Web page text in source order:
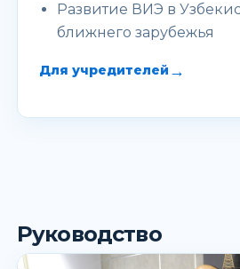
Развитие ВИЭ в
ближнего зарубежья
Для учредителей →
Руководство